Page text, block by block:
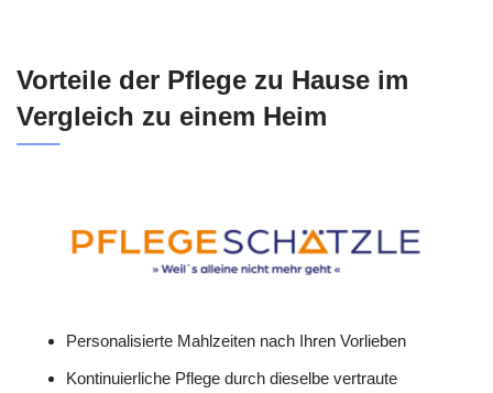
Vorteile der Pflege zu Hause im
Vergleich zu einem Heim
Personalisierte Mahlzeiten nach Ihren Vorlieben
Kontinuierliche Pflege durch dieselbe vertraute